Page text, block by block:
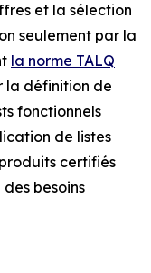
et la sélection
seulement par la
la norme TALQ
la définition de
fonctionnels
de listes
certifiés
besoins